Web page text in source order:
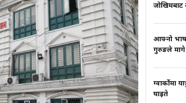
जोखिमबाट
आफ्नो
गुरुङले मागे
ग्वार्कोमा
घाइते